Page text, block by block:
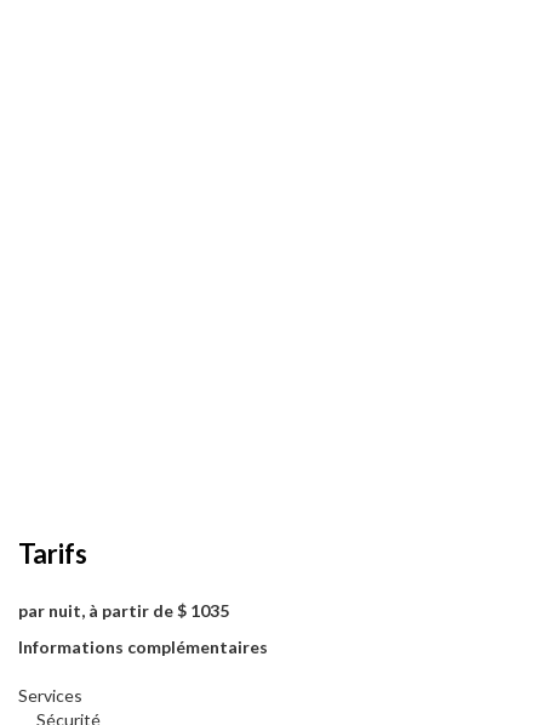
Tarifs
par nuit, à partir de $ 1035
Informations complémentaires
Services
Sécurité